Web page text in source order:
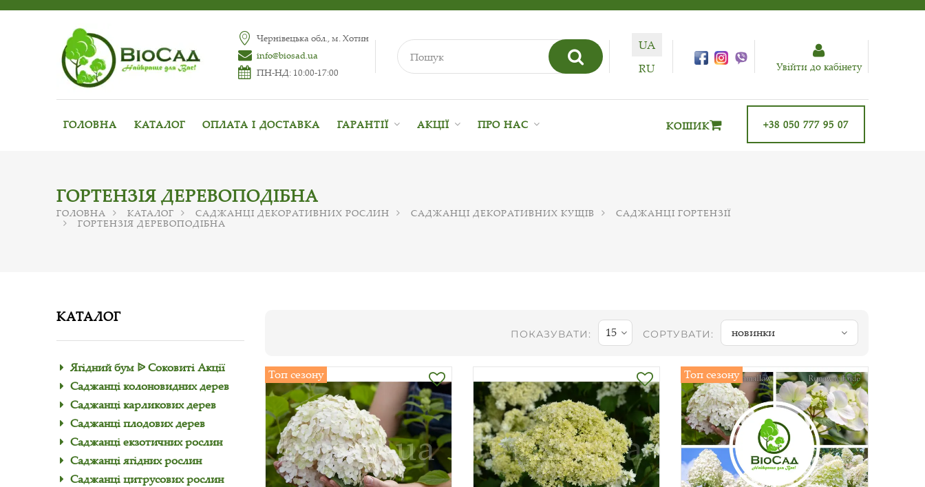
Чернівецька обл., м. Хотин
info@biosad.ua
ПН-НД: 10:00-17:00
UA
RU
Увiйти до кабiнету
ГОЛОВНА КАТАЛОГ ОПЛАТА І ДОСТАВКА ГАРАНТІЇ АКЦІЇ ПРО НАС +38 050 777 95 07
КОШИК
ГОРТЕНЗІЯ ДЕРЕВОПОДІБНА
ГОЛОВНА КАТАЛОГ САДЖАНЦІ ДЕКОРАТИВНИХ РОСЛИН САДЖАНЦІ ДЕКОРАТИВНИХ КУЩІВ
САДЖАНЦІ ГОРТЕНЗІЇ
ГОРТЕНЗІЯ ДЕРЕВОПОДІБНА
КАТАЛОГ
Ягідний бум ᐉ Соковиті Акції
Саджанці колоновидних дерев
Саджанці карликових дерев
Саджанці плодових дерев
Саджанці екзотичних рослин
Саджанці ягідних рослин
Саджанці цитрусових рослин
ПОКАЗУВАТИ: 15 СОРТУВАТИ: новинки
Топ сезону Топ сезону